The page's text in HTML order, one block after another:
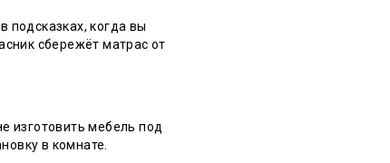
подсказках, когда вы
сбережёт матрас от
изготовить мебель под
в комнате.